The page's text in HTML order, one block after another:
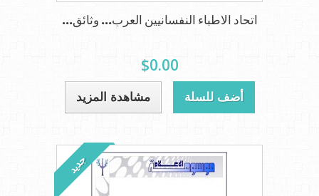
اتحاد الاطباء النفسانيين العرب... وثائق...
$0.00
أضف للسلة مشاهدة المزيد
جديد